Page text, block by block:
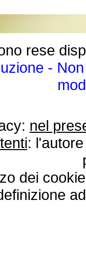
rese
-
nel
:
dei